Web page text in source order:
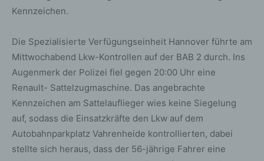
Kennzeichen.
Die Spezialisierte Verfügungseinheit Hannover führte am
Mittwochabend Lkw-Kontrollen auf der BAB 2 durch. Ins
Augenmerk der Polizei fiel gegen 20:00 Uhr eine
Renault- Sattelzugmaschine. Das angebrachte
Kennzeichen am Sattelauflieger wies keine Siegelung
auf, sodass die Einsatzkräfte den Lkw auf dem
Autobahnparkplatz Vahrenheide kontrollierten, dabei
stellte sich heraus, dass der 56-jährige Fahrer eine